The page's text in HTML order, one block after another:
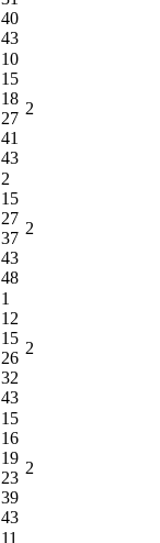
40
43
10
15
18
27
41
43
2
2
15
27
37
43
48
2
1
12
15
26
32
43
2
15
16
19
23
39
43
2
11